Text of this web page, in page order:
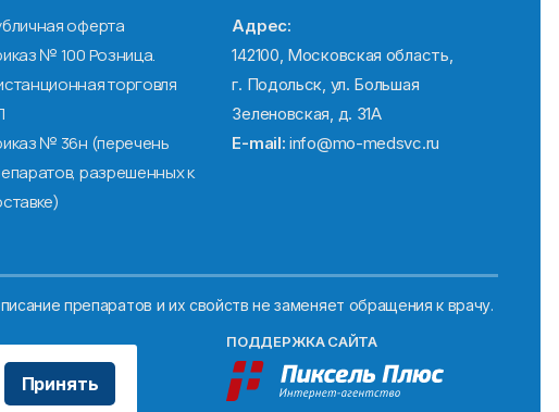
оферта
№ 100 Розница.
торговля
№ 36н (перечень
разрешенных к
Адрес:
142100, Московская область,
г. Подольск, ул. Большая
Зеленовская, д. 31А
E-mail: info@mo-medsvc.ru
препаратов и их свойств не заменяет обращения к врачу.
ПОДДЕРЖКА САЙТА
Принять